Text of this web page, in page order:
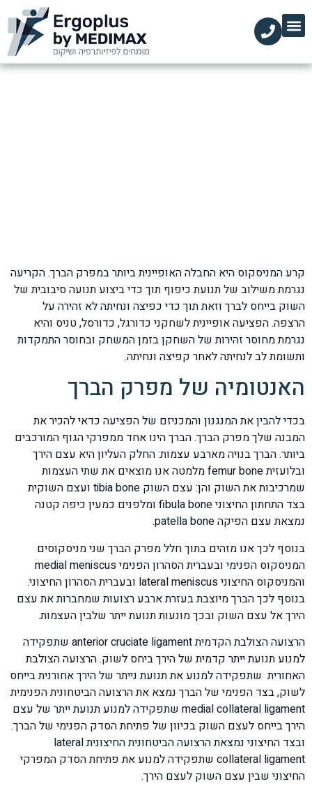
קרע המניסקוס היא החבלה האופיינית ביותר במפרק הברך. הקריעה
נגרמת משילוב של תנועת כיפוף תוך כדי ביצוע תנועה סיבובית של
השוק בייחס לברך וזאת תוך כדי כפיצה ונחיתה לא זהירה על
הרצפה. הפציעה אופיינית לשחקני כדורגל, כדורסל, טניס והיא
נגרמת מחוסר זהירות של השחקן בזמן המשחק ובחוסר התמקדות
ותשומת לב לנחיתה לאחר קפיצה ונחיתה.
האנטומיה של מפרק הברך
בכדי להבין את המנגנון והמכניזם של הפציעה כדאי להכיר את
המבנה שלך מפרק הברך. הברך הינו אחד ממפרקי הגוף המורכבים
ביותר. הברך בנויה מארבע עצמות: החלק העליון היא עצם הירך
ובלועזית femur bone מלמטה אנו מוצאים את שתי העצמות
שמרכיבות את השוק והן: עצם השוק tibia bone ועצם השוקית
בצד התחתון החיצוני fibula bone ומלפנים כמעין כיפה קטנה
נמצאת עצם הפיקה patella bone.
בנוסף לכך אנו מזהים בתוך חלל מפרק הברך שני מניסקוסים
המניסקוס הפנימי ובעברית הסהרון הפנימי medial meniscus
והמניסקוס החיצוני lateral meniscus ובעברית הסהרון החיצוני.
בנוסף לכך הברך מיוצבת בעזרת ארבע רצועות שמחברות את עצם
הירך אל עצם השוק ובכך מונעות תנועת ייתר שלבין העצמות.
הרצועה הצולבת הקדמית anterior cruciate ligament שתפקידה
למנוע תנועת ייתר קדמית של הירך ביחס לשוק. הרצועה הצולבת
האחורית שתפקידה למנוע את תנועת נייתר של הירך אחורנית בייחס
לשוק, בצד הפנימי של הברך נמצא את הרצועה הביטחונית הפנימית
medial collateral ligament שתפקידה למנוע תנועת ייתר של עצם
הירך בייחס לעצם השוק בכיוון של פתיחת הסדק הפנימי של הברך.
ובצד החיצוני נמצאת הרצועה הביטחונית החיצונית lateral
collateral ligament שתפקידה למנוע את פתיחת הסדק המפרקי
החיצוני שבין עצם השוק לעצם הירך.